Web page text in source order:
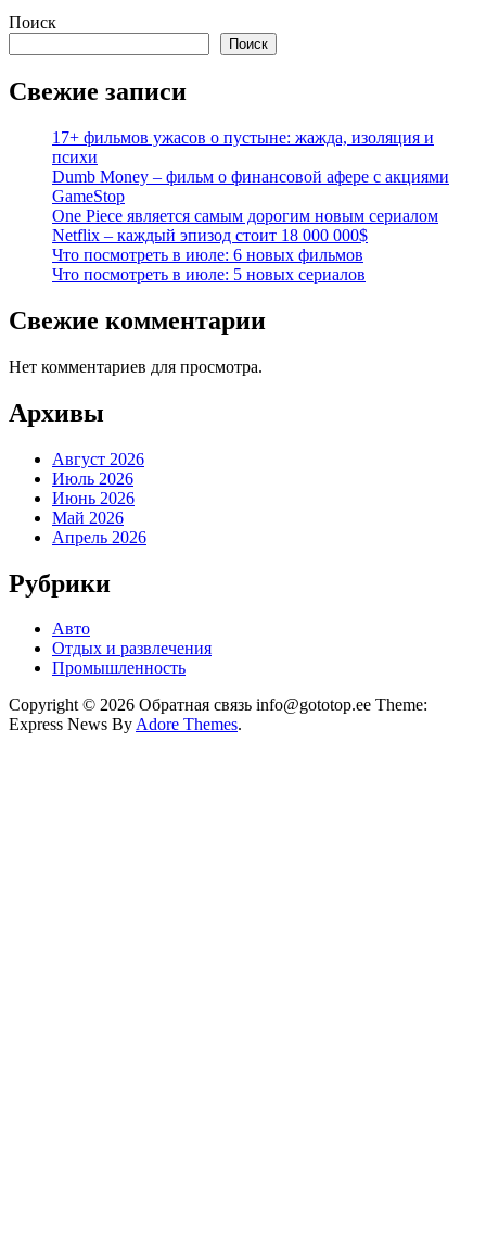
Поиск
Поиск
Свежие записи
17+ фильмов ужасов о пустыне: жажда, изоляция и
психи
Dumb Money – фильм о финансовой афере с акциями
GameStop
One Piece является самым дорогим новым сериалом
Netflix – каждый эпизод стоит 18 000 000$
Что посмотреть в июле: 6 новых фильмов
Что посмотреть в июле: 5 новых сериалов
Свежие комментарии
Нет комментариев для просмотра.
Архивы
Август 2026
Июль 2026
Июнь 2026
Май 2026
Апрель 2026
Рубрики
Авто
Отдых и развлечения
Промышленность
Copyright © 2026 Обратная связь info@gototop.ee Theme:
Express News ByAdore Themes.